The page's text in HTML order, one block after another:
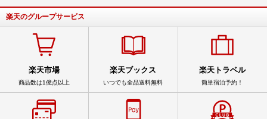
楽天のグループサービス
楽天市場
商品数は1億点以上
楽天ブックス
いつでも全品送料無料
楽天トラベル
簡単宿泊予約！